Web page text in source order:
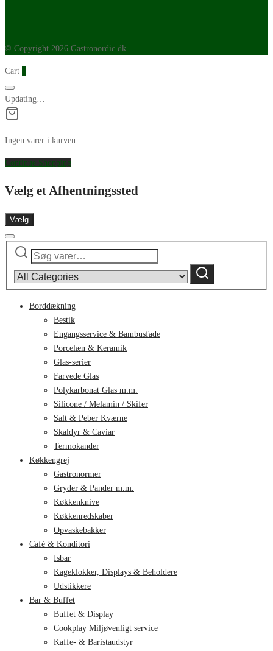
© Copyright 2026 Gastronordic.dk
Cart
Updating…
Ingen varer i kurven.
Continue Shopping
Vælg et Afhentningssted
Vælg
Søg
category:
Søg
Borddækning
Bestik
Engangsservice & Bambusfade
Porcelæn & Keramik
Glas-serier
Farvede Glas
Polykarbonat Glas m.m.
Silicone / Melamin / Skifer
Salt & Peber Kværne
Skaldyr & Caviar
Termokander
Køkkengrej
Gastronormer
Gryder & Pander m.m.
Køkkenknive
Køkkenredskaber
Opvaskebakker
Café & Konditori
Isbar
Kageklokker, Displays & Beholdere
Udstikkere
Bar & Buffet
Buffet & Display
Cookplay Miljøvenligt service
Kaffe- & Baristaudstyr